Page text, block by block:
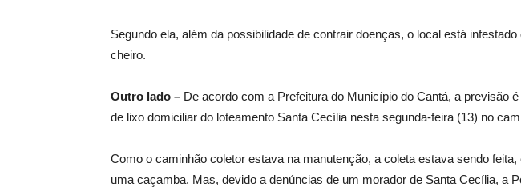
Segundo ela, além da possibilidade de contrair doenças, o local está
cheiro.
Outro lado – De acordo com a Prefeitura do Município do Cantá, a previsão
de lixo domiciliar do loteamento Santa Cecília nesta segunda-feira (13) no
Como o caminhão coletor estava na manutenção, a coleta estava sendo
uma caçamba. Mas, devido a denúncias de um morador de Santa Cecília, a